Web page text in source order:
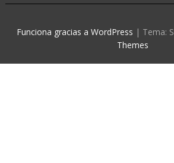
Funciona gracias a WordPress | Tema:
Themes